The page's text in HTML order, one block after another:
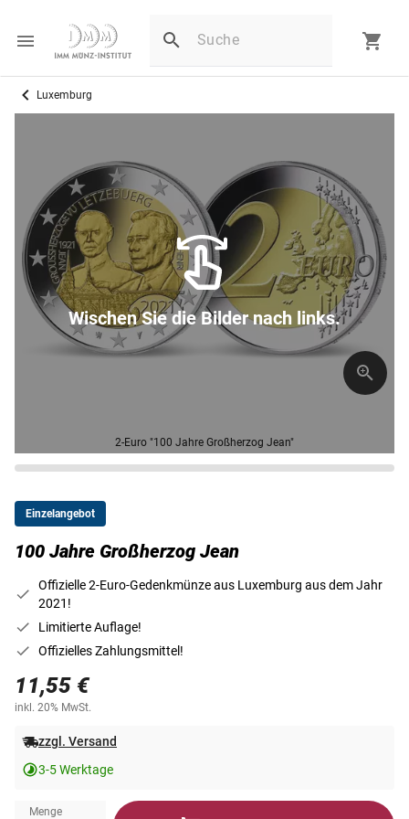
Luxemburg
2-Euro "100 Jahre Großherzog Jean"
Wischen Sie die Bilder nach links.
Einzelangebot
100 Jahre Großherzog Jean
Offizielle 2-Euro-Gedenkmünze aus Luxemburg aus dem Jahr
2021!
Limitierte Auflage!
Offizielles Zahlungsmittel!
11,55 €
inkl. 20% MwSt.
zzgl. Versand
3-5 Werktage
Menge